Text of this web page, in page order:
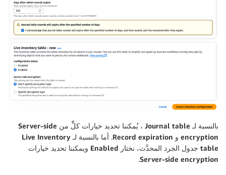
بالنسبة لـ Journal table ، يُمكننا تحديد خيارات كلٍّ من Server-side
encryption و Record expiration. أما بالنسبة لـ Live Inventory
table جدول الجرد المحدَّث، نختار Enabled ويمكننا تحديد خيارات
Server-side encryption
.